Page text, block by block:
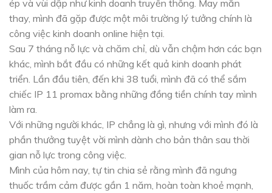
ép và vùi dập như kinh doanh truyền thống. May mắn
thay, mình đã gặp được một môi trường lý tưởng chính là
công việc kinh doanh online hiện tại.
Sau 7 tháng nỗ lực và chăm chỉ, dù vẫn chậm hơn các bạn
khác, mình bắt đầu có những kết quả kinh doanh phát
triển. Lần đầu tiên, đến khi 38 tuổi, mình đã có thể sắm
chiếc IP 11 promax bằng những đồng tiền chính tay mình
làm ra.
Với những người khác, IP chẳng là gì, nhưng với mình đó là
phần thưởng tuyệt vời mình dành cho bản thân sau thời
gian nỗ lực trong công việc.
Mình của hôm nay, tự tin chia sẻ rằng mình đã ngưng
thuốc trầm cảm được gần 1 năm, hoàn toàn khoẻ mạnh,